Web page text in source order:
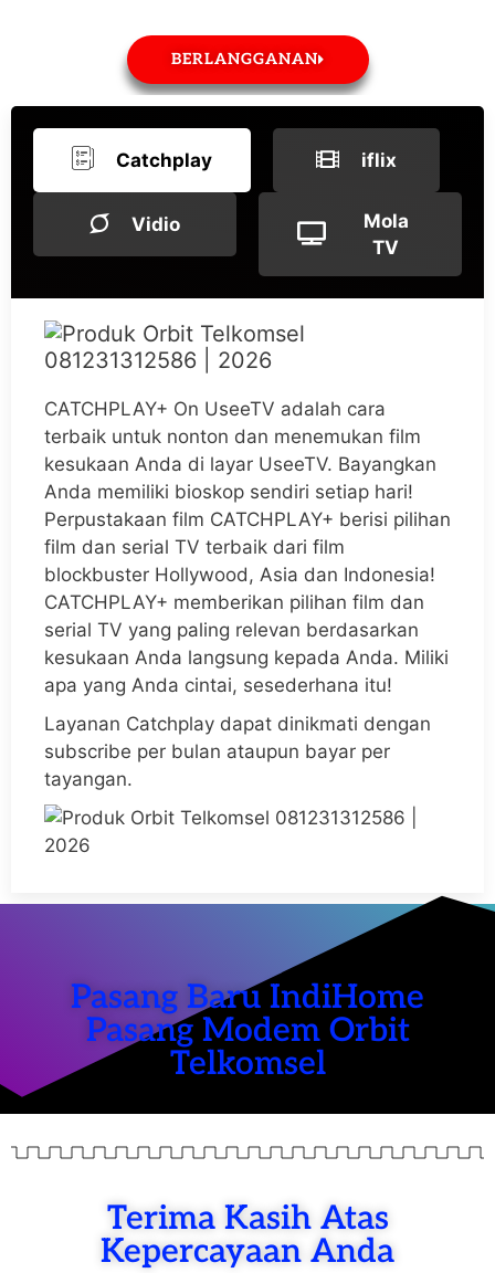
BERLANGGANAN
Catchplay iflix
Vidio
Mola
TV
CATCHPLAY+ On UseeTV adalah cara
terbaik untuk nonton dan menemukan film
kesukaan Anda di layar UseeTV. Bayangkan
Anda memiliki bioskop sendiri setiap hari!
Perpustakaan film CATCHPLAY+ berisi pilihan
film dan serial TV terbaik dari film
blockbuster Hollywood, Asia dan Indonesia!
CATCHPLAY+ memberikan pilihan film dan
serial TV yang paling relevan berdasarkan
kesukaan Anda langsung kepada Anda. Miliki
apa yang Anda cintai, sesederhana itu!
Layanan Catchplay dapat dinikmati dengan
subscribe per bulan ataupun bayar per
tayangan.
Pasang Baru IndiHome
Pasang Modem Orbit
Telkomsel
Terima Kasih Atas
Kepercayaan Anda